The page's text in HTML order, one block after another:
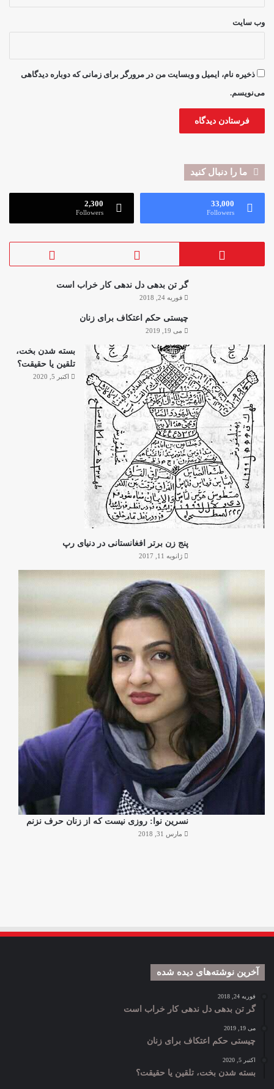
وب‌ سایت
ذخیره نام، ایمیل و وبسایت من در مرورگر برای زمانی که دوباره دیدگاهی
می‌نویسم.
ما را دنبال کنید
33,000
Followers
2,300
Followers
گر تن بدهی دل ندهی کار خراب است
فوریه 24, 2018
چیستی حکم اعتکاف برای زنان
می 19, 2019
بسته شدن بخت،
تلقین یا حقیقت؟
اکتبر 5, 2020
پنج زن برتر افغانستانی در دنیای رپ
ژانویه 11, 2017
نسرین نوا: روزی نیست که از زنان حرف نزنم
مارس 31, 2018
آخرین نوشته‌های دیده شده
فوریه 24, 2018
گر تن بدهی دل ندهی کار خراب است
می 19, 2019
چیستی حکم اعتکاف برای زنان
اکتبر 5, 2020
بسته شدن بخت، تلقین یا حقیقت؟